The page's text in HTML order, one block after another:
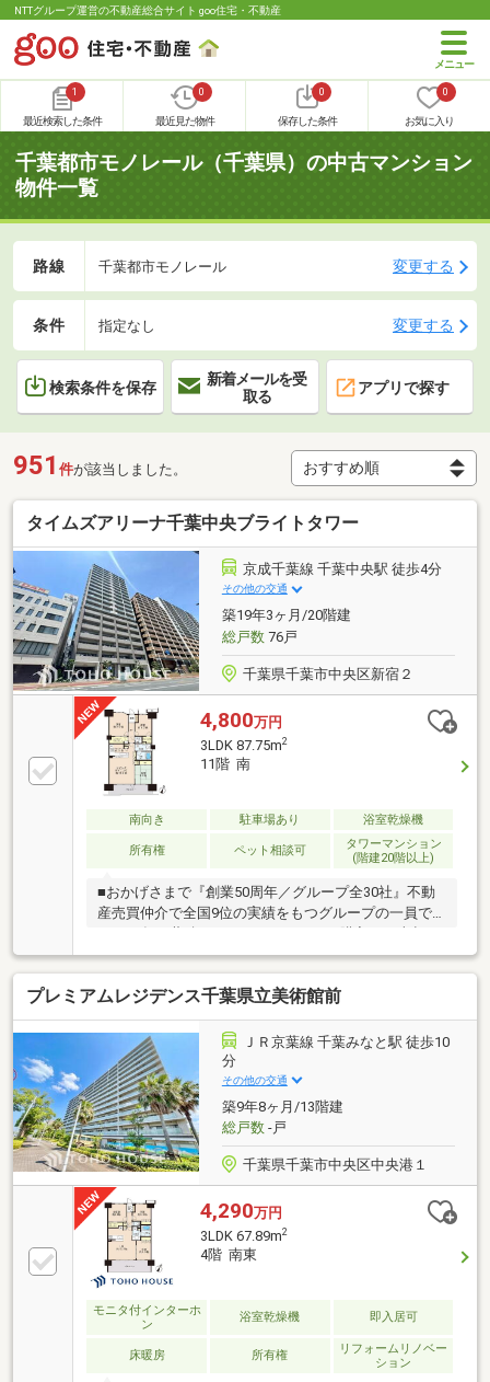
NTTグループ運営の不動産総合サイト goo住宅・不動産
1
最近検索した条件
0
最近見た物件
0
保存した条件
0
お気に入り
千葉都市モノレール（千葉県）の中古マンション
物件一覧
路線 千葉都市モノレール 変更する
条件 指定なし 変更する
検索条件を保存
新着メールを受
取る
アプリで探す
951 件が該当しました。
タイムズアリーナ千葉中央ブライトタワー
京成千葉線 千葉中央駅 徒歩4分
その他の交通
築19年3ヶ月/20階建
総戸数76戸
千葉県千葉市中央区新宿２
4,800万円
3LDK 87.75m2
11階 南
南向き 駐車場あり 浴室乾燥機
所有権 ペット相談可
タワーマンション
(階建20階以上)
■おかげさまで『創業50周年／グループ全30社』不動
産売買仲介で全国9位の実績をもつグループの一員で
す。50年の蓄積されたノウハウで、ご購入・ご売却・
お買替え全てをサポート致します。■選ばれ続けて
「お客様の声」2000件以上突破！多くの信頼と感謝の
言葉を頂く、実績と信頼の東宝ハウス船橋にお任せく
ださい。■独自のFP相談【未来カレンダー】資金計画
の漠然とした不安を『見える化』して幸せな未来への
スタートを切りましょう。■業界初の無料アフターサ
ポート【TOHO HOUSE CLUB】ご購入後もお客様の
『住まい』と『暮らし』の安心・安全を無料で守りま
す。お気軽にお問合せ下さい！
プレミアムレジデンス千葉県立美術館前
ＪＲ京葉線 千葉みなと駅 徒歩10
分
その他の交通
築9年8ヶ月/13階建
総戸数-戸
千葉県千葉市中央区中央港１
4,290万円
3LDK 67.89m2
4階 南東
モニタ付インターホ
ン
浴室乾燥機 即入居可
床暖房 所有権
リフォームリノベー
ション